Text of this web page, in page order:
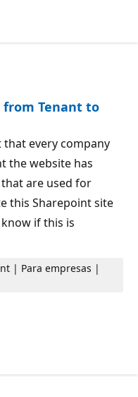
Tenant to
that every company
the website has
are used for
this Sharepoint site
if this is
| Para empresas |